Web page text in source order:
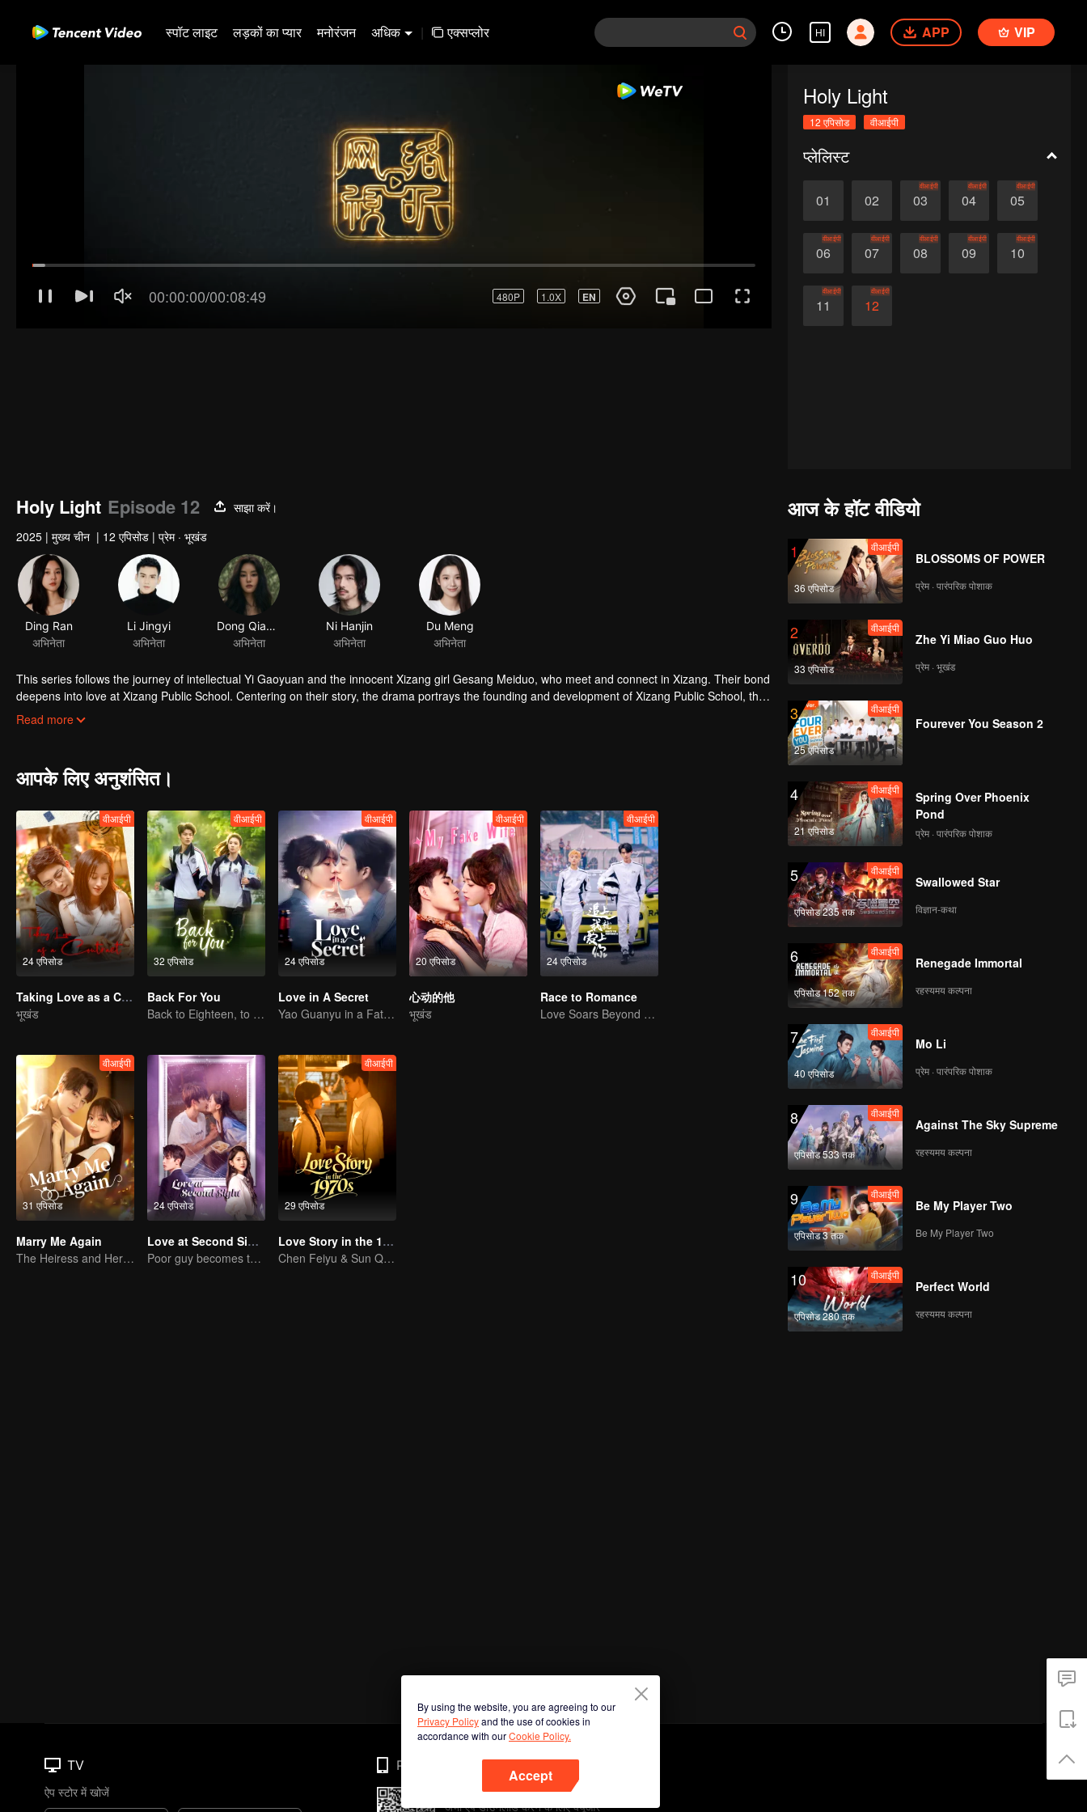
स्पॉट लाइट लड़कों का प्यार मनोरंजन अधिक | एक्सप्लोर HI APP VIP
Holy Light
12 एपिसोड वीआईपी
प्लेलिस्ट
01 02 03
वीआईपी
04
वीआईपी
05
वीआईपी
06
वीआईपी
07
वीआईपी
08
वीआईपी
09
वीआईपी
10
वीआईपी
11
वीआईपी
12
वीआईपी
Holy Light Episode 12
साझा करें।
2025 | मुख्य चीन | 12 एपिसोड | प्रेम · भूखंड
This series follows the journey of intellectual Yi Gaoyuan and the innocent Xizang girl Gesang Meiduo, who meet and connect in Xizang. Their bond
deepens into love at Xizang Public School. Centering on their story, the drama portrays the founding and development of Xizang Public School, the
first institution of higher learning established by the Communist Party of China in inland China for Xizang. It highlights the tremendous changes
Read more
आपके लिए अनुशंसित।
24 एपिसोड
वीआईपी
Taking Love as a Contract
भूखंड
32 एपिसोड
वीआईपी
Back For You
Back to Eighteen, to Save His White Moonlight
24 एपिसोड
वीआईपी
Love in A Secret
Yao Guanyu in a Fateful Game of Love and Obsession
20 एपिसोड
वीआईपी
心动的他
भूखंड
24 एपिसोड
वीआईपी
Race to Romance
Love Soars Beyond Borders, Glory United as Partners
31 एपिसोड
वीआईपी
Marry Me Again
The Heiress and Her Late Husband's Double
24 एपिसोड
Love at Second Sight
Poor guy becomes the domineering CEO and pursues his first love
29 एपिसोड
वीआईपी
Love Story in the 1970s
Chen Feiyu & Sun Qian’s Romantic Love Story
आज के हॉट वीडियो
1
36 एपिसोड
वीआईपी
BLOSSOMS OF POWER
प्रेम · पारंपरिक पोशाक
2
33 एपिसोड
वीआईपी
Zhe Yi Miao Guo Huo
प्रेम · भूखंड
3
25 एपिसोड
वीआईपी
Fourever You Season 2
4
21 एपिसोड
वीआईपी
Spring Over Phoenix
Pond
प्रेम · पारंपरिक पोशाक
5
एपिसोड 235 तक
वीआईपी
Swallowed Star
विज्ञान-कथा
6
एपिसोड 152 तक
वीआईपी
Renegade Immortal
रहस्यमय कल्पना
7
40 एपिसोड
वीआईपी
Mo Li
प्रेम · पारंपरिक पोशाक
8
एपिसोड 533 तक
वीआईपी
Against The Sky Supreme
रहस्यमय कल्पना
9
एपिसोड 3 तक
वीआईपी
Be My Player Two
Be My Player Two
10
एपिसोड 280 तक
वीआईपी
Perfect World
रहस्यमय कल्पना
By using the website, you are agreeing to our
Privacy Policyand the use of cookies in
accordance with ourCookie Policy.
Accept
TV
ऐप स्टोर में खोजें
Phone
अभी ऐप डाउनलोड करने के लिए क्यूआर